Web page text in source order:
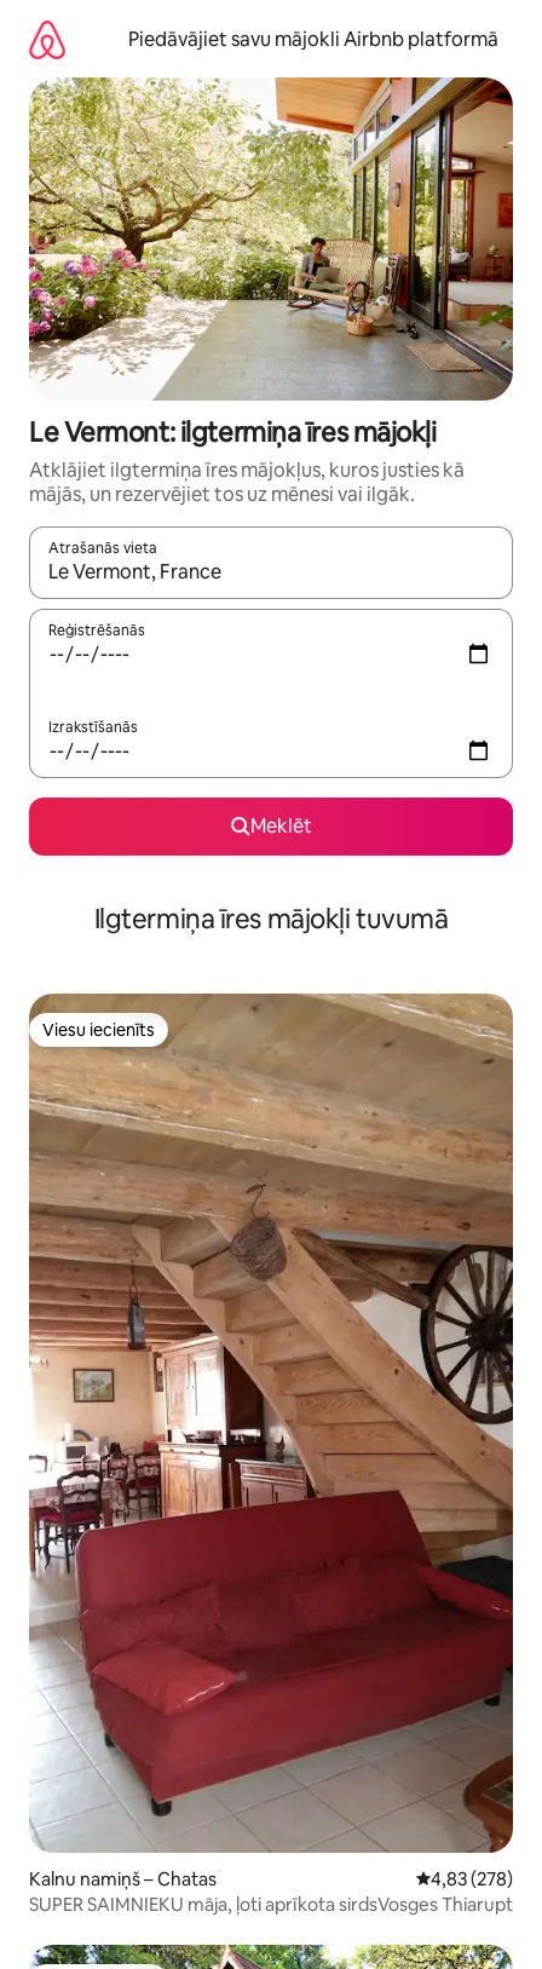
saturu
Piedāvājiet savu mājokli Airbnb platformā
Le Vermont: ilgtermiņa īres mājokļi
Atklājiet ilgtermiņa īres mājokļus, kuros justies kā
mājās, un rezervējiet tos uz mēnesi vai ilgāk.
Atrašanās vieta
Kad rezultāti kļūs pieejami, izmantojiet bultiņu uz augšu un
Reģistrēšanās
Izrakstīšanās
Meklēt
Ilgtermiņa īres mājokļi tuvumā
Viesu iecienīts
Viesu iecienīts
Kalnu namiņš – Chatas Vidējais
4,83 (278)
SUPER SAIMNIEKU māja, ļoti aprīkota sirdsVosges Thiarupt